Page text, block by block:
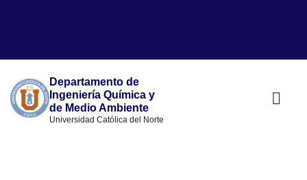
Departamento de
Ingeniería Química y
de Medio Ambiente
Universidad Católica del Norte